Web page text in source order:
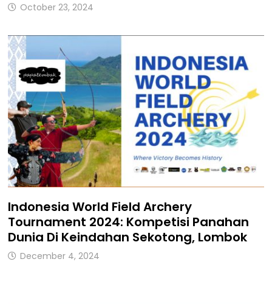
October 23, 2024
Indonesia World Field Archery
Tournament 2024: Kompetisi Panahan
Dunia Di Keindahan Sekotong, Lombok
December 4, 2024